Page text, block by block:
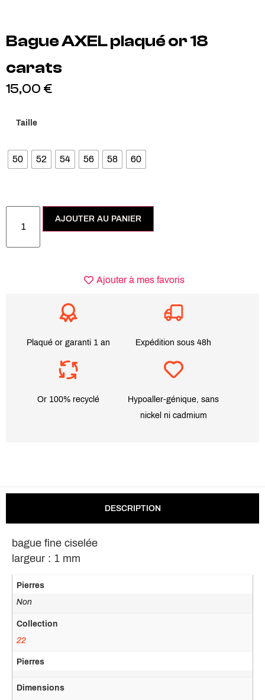
Bague AXEL plaqué or 18
carats
15,00 €
Taille
50 52 54 56 58 60
AJOUTER AU PANIER
Ajouter à mes favoris
Plaqué or garanti 1 an Expédition sous 48h
Or 100% recyclé
Hypoaller-génique, sans
nickel ni cadmium
DESCRIPTION
bague fine ciselée
largeur : 1 mm
Pierres
Non
Collection
22
Pierres
Dimensions